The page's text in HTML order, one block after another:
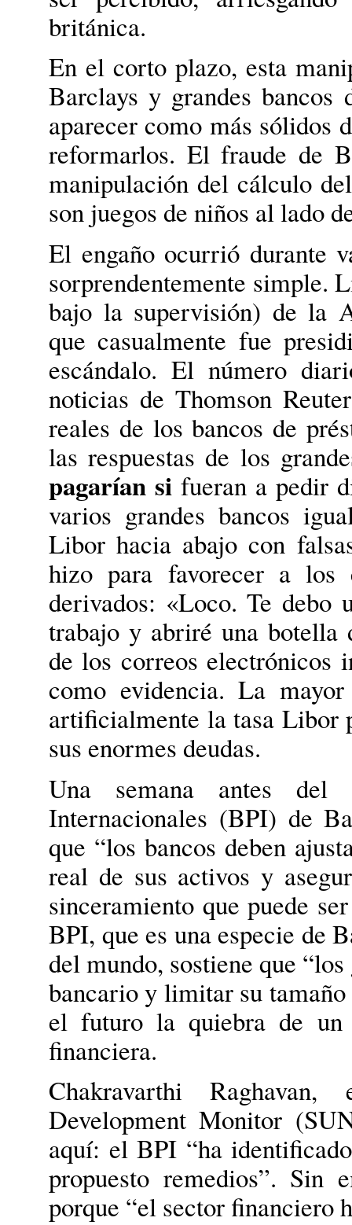
británica.
En el corto plazo, esta
Barclays y grandes bancos
aparecer como más sólidos
reformarlos. El fraude de
manipulación del cálculo
son juegos de niños al lado
El engaño ocurrió durante
sorprendentemente simple.
bajo la supervisión) de la
que casualmente fue
escándalo. El número
noticias de Thomson
reales de los bancos de
las respuestas de los
pagarían sifueran a pedir
varios grandes bancos
Libor hacia abajo con
hizo para favorecer a los
derivados: «Loco. Te debo
trabajo y abriré una botella
de los correos electrónicos
como evidencia. La
artificialmente la tasa Libor
sus enormes deudas.
Una semana antes del
Internacionales (BPI) de
que “los bancos deben
real de sus activos y
sinceramiento que puede
BPI, que es una especie de
del mundo, sostiene que
bancario y limitar su
el futuro la quiebra de un
financiera.
Chakravarthi
Development Monitor
aquí: el BPI “ha
propuesto remedios”. Sin
porque “el sector financiero